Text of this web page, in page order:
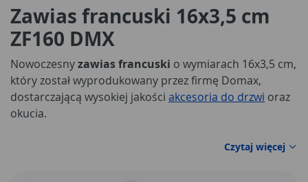
Zawias francuski 16x3,5 cm
ZF160 DMX
Nowoczesnyzawias francuski o wymiarach 16x3,5 cm,
który został wyprodukowany przez firmę Domax,
dostarczającą wysokiej jakości akcesoria do drzwi oraz
okucia.
Czytaj więcej